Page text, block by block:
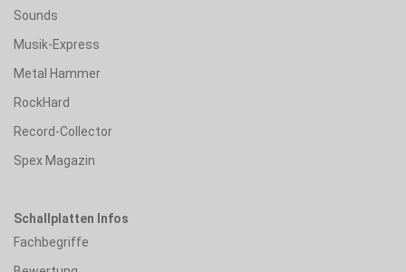
Sounds
Musik-Express
Metal Hammer
RockHard
Record-Collector
Spex Magazin
Schallplatten Infos
Fachbegriffe